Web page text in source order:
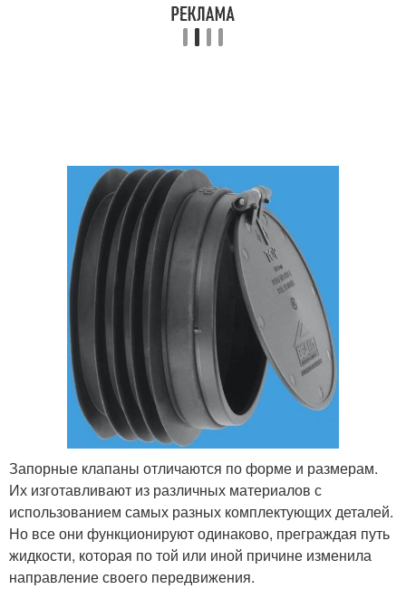
Запорные клапаны отличаются по форме и размерам.
Их изготавливают из различных материалов с
использованием самых разных комплектующих деталей.
Но все они функционируют одинаково, преграждая путь
жидкости, которая по той или иной причине изменила
направление своего передвижения.